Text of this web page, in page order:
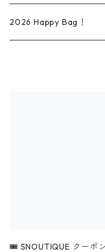
タオル
イラスト/ペイントアート
Rain wear
Bed
iPhone ケース
2026 Happy Bag！
🎟️ SNOUTIQUE クーポ